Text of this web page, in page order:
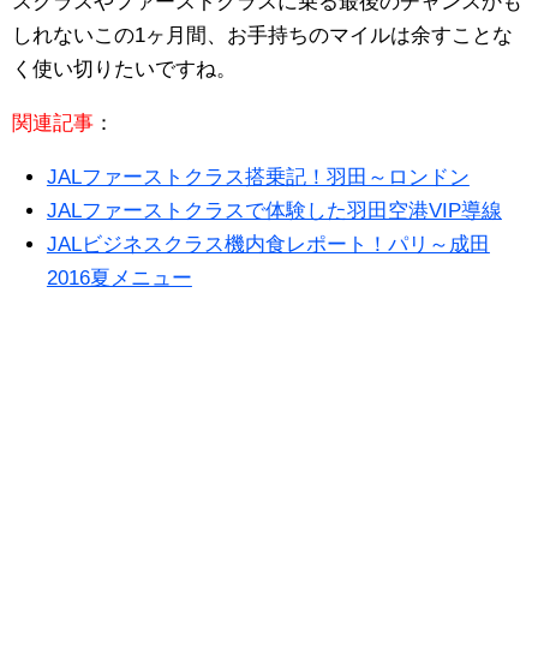
しれないこの1ヶ月間、お手持ちのマイルは余すことな
く使い切りたいですね。
関連記事 ：
JALファーストクラス搭乗記！羽田～ロンドン
JALファーストクラスで体験した羽田空港VIP導線
JALビジネスクラス機内食レポート！パリ～成田
2016夏メニュー